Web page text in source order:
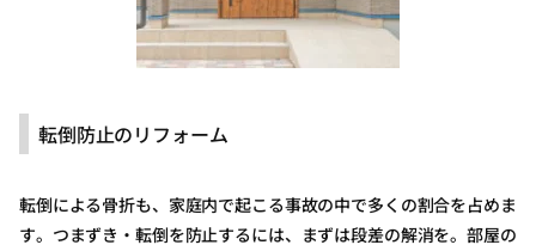
転倒防止のリフォーム
転倒による骨折も、家庭内で起こる事故の中で多くの割合を占めま
す。つまずき・転倒を防止するには、まずは段差の解消を。部屋の